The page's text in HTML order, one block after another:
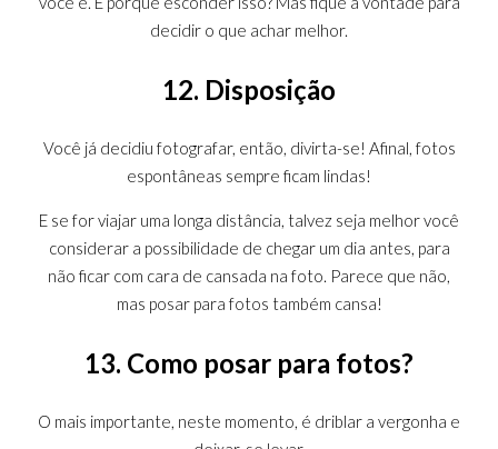
decidir o que achar melhor.
12. Disposição
Você já decidiu fotografar, então, divirta-se! Afinal, fotos
espontâneas sempre ficam lindas!
E se for viajar uma longa distância, talvez seja melhor você
considerar a possibilidade de chegar um dia antes, para
não ficar com cara de cansada na foto. Parece que não,
mas posar para fotos também cansa!
13. Como posar para fotos?
O mais importante, neste momento, é driblar a vergonha e